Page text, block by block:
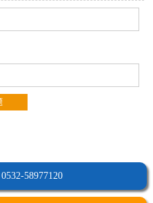
58977120